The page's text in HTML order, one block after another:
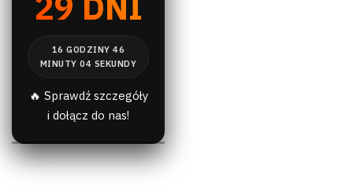
🔥 Sprawdź szczegóły
i dołącz do nas!